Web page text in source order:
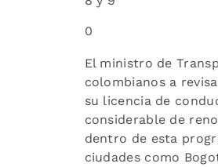
0
El ministro de
colombianos a
su licencia de
considerable de
dentro de esta
ciudades como